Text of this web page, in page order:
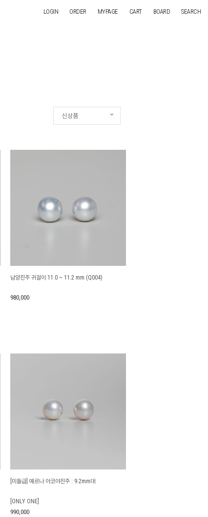
LOGIN ORDER MYPAGE CART BOARD SEARCH
신상품
인기순
높은가격
제조사
남양진주 귀걸이 11.0 ~ 11.2 mm (Q004)
980,000
[미들급] 예르나 아코야진주 : 9.2mm대
[ONLY ONE]
990,000